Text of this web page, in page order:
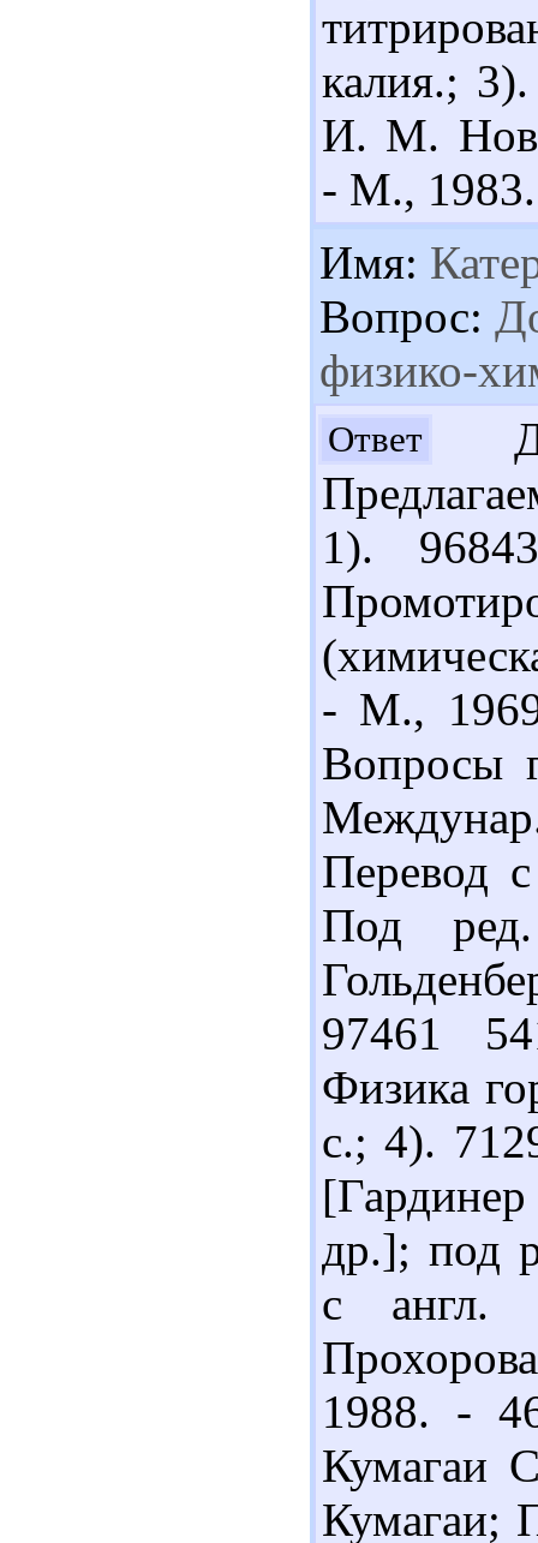
калия.;
И. М.
- М.,
Имя:
Вопрос:
физико-
Ответ
1).
- М.,
Вопросы
Перевод
Под
97461
Физика
с.; 4).
др.]; под
с
1988. -
Кумагаи
Кумагаи;